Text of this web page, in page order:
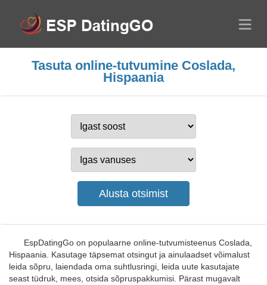
Tasuta online-tutvumine Coslada,
Hispaania
EspDatingGo on populaarne online-tutvumisteenus Coslada,
Hispaania. Kasutage täpsemat otsingut ja ainulaadset võimalust
leida sõpru, laiendada oma suhtlusringi, leida uute kasutajate
seast tüdruk, mees, otsida sõpruspakkumisi. Pärast mugavalt